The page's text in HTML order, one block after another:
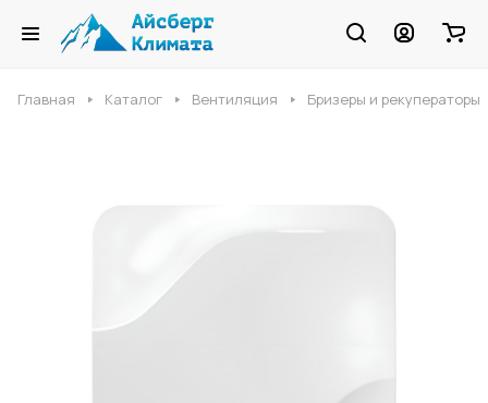
Главная Каталог Вентиляция Бризеры и рекуператоры